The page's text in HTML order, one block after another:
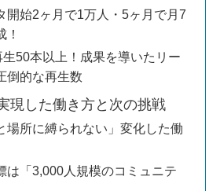
開始2ヶ月で1万人・5ヶ月で月7
！
生50本以上！成果を導いたリー
倒的な再生数
現した働き方と次の挑戦
場所に縛られない」変化した働
は「3,000人規模のコミュニテ